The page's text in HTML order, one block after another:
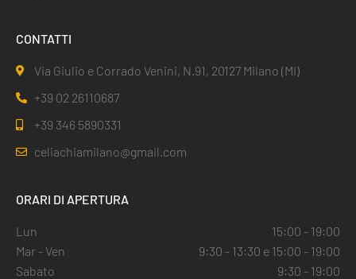
CONTATTI
Via Giulio e Corrado Venini, N.91, 20127 Milano (MI)
+39 02 26110687
+39 346 5890331
celiachiamilano@gmail.com
ORARI DI APERTURA
Lun
15:00 - 19:00
Mar - Ven
9:30 - 13:30 e 15:00 - 19:00
Sabato
9:30 - 19:00